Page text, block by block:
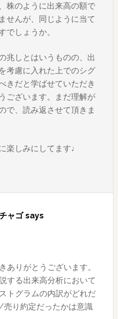
株のように出来高の額で
せんが、同じように当て
でしょうか。
兆しとはいうものの、出
考慮に入れた上でのシグ
きだと学ばせていただき
ございます。まだ理解が
で、読み返させて頂きま
楽しみにしてます♩
ャゴ says
ありがとうございます。
する出来高分析において
トグラムの内訳がどれだ
り約定だったかは意識